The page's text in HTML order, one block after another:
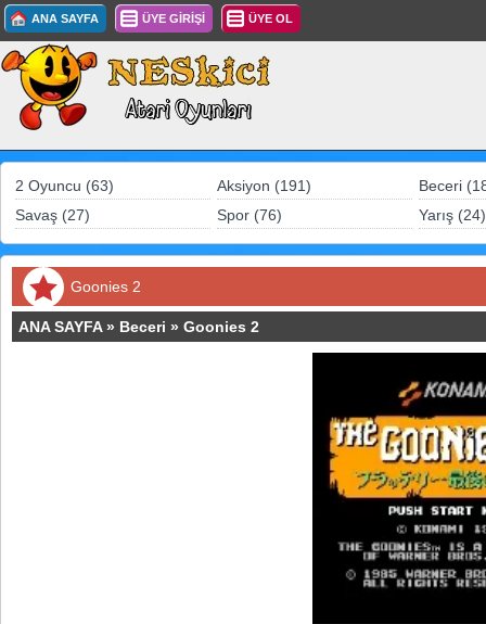
ANA SAYFA ÜYE GİRİŞİ ÜYE OL
2 Oyuncu (63) Aksiyon (191)
Beceri
Savaş (27)
Spor (76) Yarış (24)
Goonies 2
ANA SAYFA» Beceri » Goonies 2